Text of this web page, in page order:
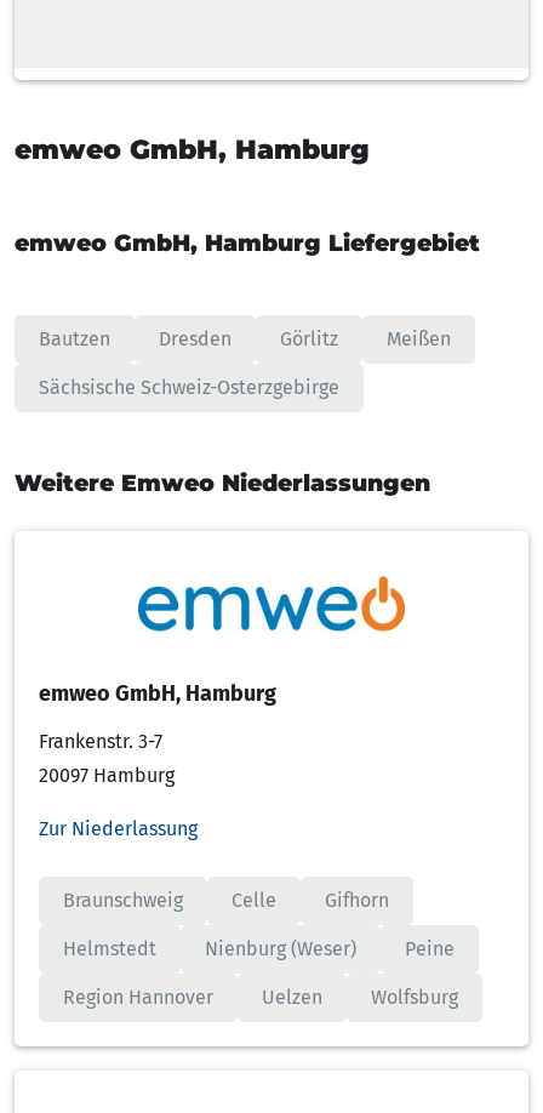
emweo GmbH, Hamburg
emweo GmbH, Hamburg Liefergebiet
Bautzen Dresden Görlitz Meißen
Sächsische Schweiz-Osterzgebirge
Weitere Emweo Niederlassungen
emweo GmbH, Hamburg
Frankenstr. 3-7
20097 Hamburg
Zur Niederlassung
Braunschweig Celle Gifhorn
Helmstedt Nienburg (Weser) Peine
Region Hannover Uelzen Wolfsburg